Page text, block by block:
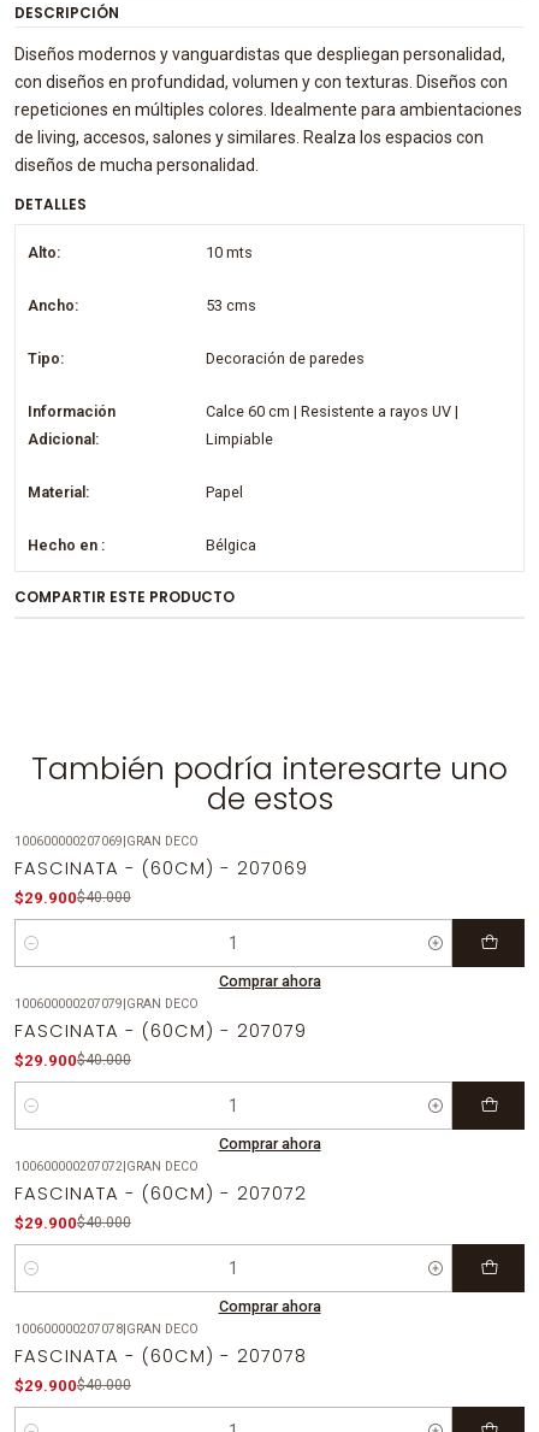
DESCRIPCIÓN
Diseños modernos y vanguardistas que despliegan personalidad,
con diseños en profundidad, volumen y con texturas. Diseños con
repeticiones en múltiples colores. Idealmente para ambientaciones
de living, accesos, salones y similares. Realza los espacios con
diseños de mucha personalidad.
DETALLES
Alto: 10 mts
Ancho: 53 cms
Tipo: Decoración de paredes
Información
Adicional:
Calce 60 cm | Resistente a rayos UV |
Limpiable
Material: Papel
Hecho en : Bélgica
COMPARTIR ESTE PRODUCTO
También podría interesarte uno
de estos
100600000207069|GRAN DECO
FASCINATA - (60CM) - 207069
$29.900$40.000
Cantidad
Comprar ahora
100600000207079|GRAN DECO
FASCINATA - (60CM) - 207079
$29.900$40.000
Cantidad
Comprar ahora
100600000207072|GRAN DECO
FASCINATA - (60CM) - 207072
$29.900$40.000
Cantidad
Comprar ahora
100600000207078|GRAN DECO
FASCINATA - (60CM) - 207078
$29.900$40.000